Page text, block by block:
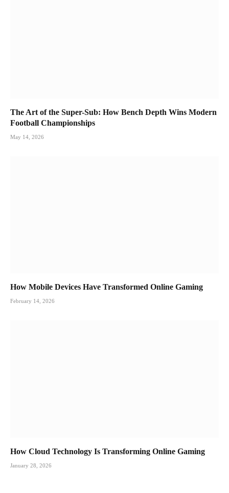
The Art of the Super-Sub: How Bench Depth Wins Modern
Football Championships
May 14, 2026
How Mobile Devices Have Transformed Online Gaming
February 14, 2026
How Cloud Technology Is Transforming Online Gaming
January 28, 2026